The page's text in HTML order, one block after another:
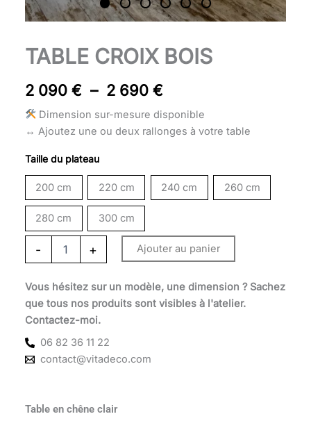
TABLE CROIX BOIS
2 090 € – 2 690 €
Plage
2
à
2
Dimension sur-mesure disponible
↔️ Ajoutez une ou deux rallonges à votre table
Taille du plateau
200 cm 220 cm 240 cm 260 cm
280 cm 300 cm
-
quantité
de
Croix
+ Ajouter au panier
Vous hésitez sur un modèle, une dimension ? Sachez
que tous nos produits sont visibles à l'atelier.
Contactez-moi.
06 82 36 11 22
contact@vitadeco.com
Table en chêne clair